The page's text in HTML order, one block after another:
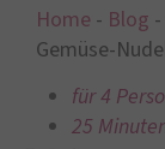
Home - Blog -
Gemüse-
für 4
25